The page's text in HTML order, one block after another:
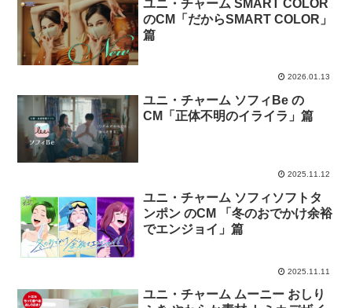
ユニ・チャーム SMART COLOR
のCM「だからSMART COLOR」
篇
2026.01.13
ユニ・チャーム ソフィBe の
CM「正体不明のイライラ」篇
2025.11.12
ユニ・チャーム ソフィソフトタ
ンポン のCM 「冬のおでかけ余裕
でエンジョイ」篇
2025.11.11
ユニ・チャーム ムーニー おしり